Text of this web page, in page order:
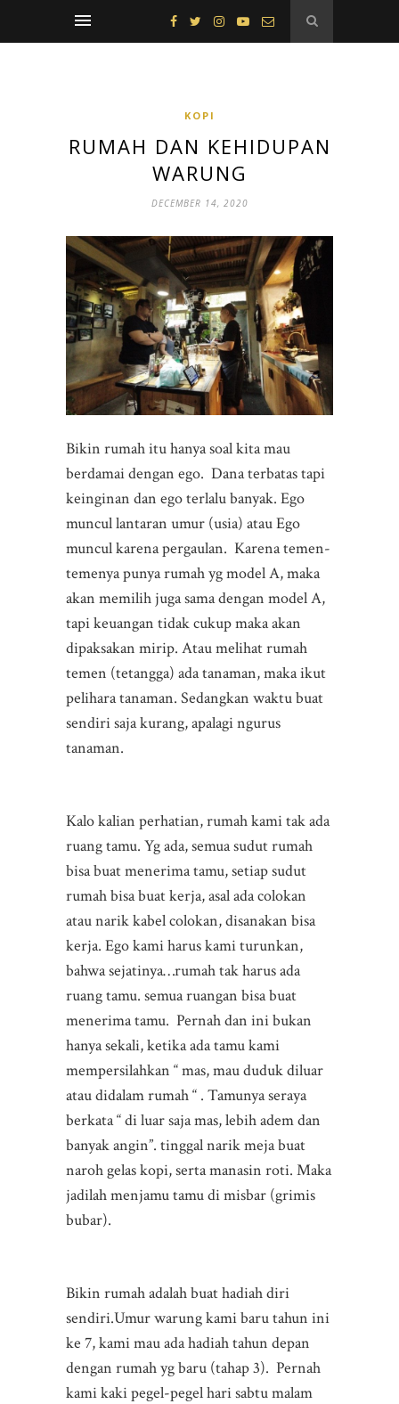
KOPI
RUMAH DAN KEHIDUPAN
WARUNG
DECEMBER 14, 2020
Bikin rumah itu hanya soal kita mau
berdamai dengan ego. Dana terbatas tapi
keinginan dan ego terlalu banyak. Ego
muncul lantaran umur (usia) atau Ego
muncul karena pergaulan. Karena temen-
temenya punya rumah yg model A, maka
akan memilih juga sama dengan model A,
tapi keuangan tidak cukup maka akan
dipaksakan mirip. Atau melihat rumah
temen (tetangga) ada tanaman, maka ikut
pelihara tanaman. Sedangkan waktu buat
sendiri saja kurang, apalagi ngurus
tanaman.
Kalo kalian perhatian, rumah kami tak ada
ruang tamu. Yg ada, semua sudut rumah
bisa buat menerima tamu, setiap sudut
rumah bisa buat kerja, asal ada colokan
atau narik kabel colokan, disanakan bisa
kerja. Ego kami harus kami turunkan,
bahwa sejatinya…rumah tak harus ada
ruang tamu. semua ruangan bisa buat
menerima tamu. Pernah dan ini bukan
hanya sekali, ketika ada tamu kami
mempersilahkan “ mas, mau duduk diluar
atau didalam rumah “ . Tamunya seraya
berkata “ di luar saja mas, lebih adem dan
banyak angin”. tinggal narik meja buat
naroh gelas kopi, serta manasin roti. Maka
jadilah menjamu tamu di misbar (grimis
bubar).
Bikin rumah adalah buat hadiah diri
sendiri.Umur warung kami baru tahun ini
ke 7, kami mau ada hadiah tahun depan
dengan rumah yg baru (tahap 3). Pernah
kami kaki pegel-pegel hari sabtu malam